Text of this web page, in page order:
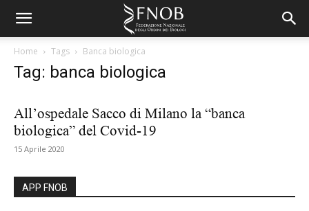
Home Tags Banca biologica
Tag: banca biologica
All’ospedale Sacco di Milano la “banca
biologica” del Covid-19
15 Aprile 2020
APP FNOB